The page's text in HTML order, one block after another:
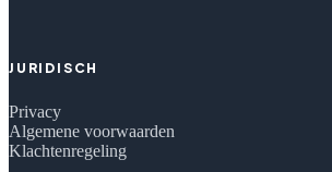
JURIDISCH
Privacy
Algemene voorwaarden
Klachtenregeling